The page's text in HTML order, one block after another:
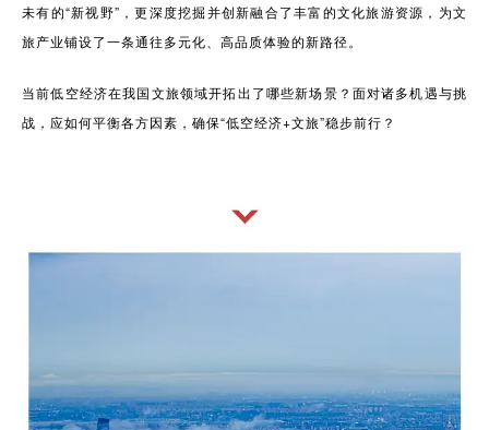
未有的“新视野”，更深度挖掘并创新融合了丰富的文化旅游资源，为文
旅产业铺设了一条通往多元化、高品质体验的新路径。
当前低空经济在我国文旅领域开拓出了哪些新场景？面对诸多机遇与挑
战，应如何平衡各方因素，确保“低空经济+文旅”稳步前行？